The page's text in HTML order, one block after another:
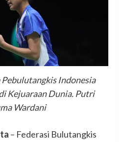
Indonesia
Kejuaraan Dunia. Putri
Wardani
– Federasi Bulutangkis